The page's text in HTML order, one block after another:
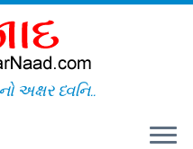
અક્ષર ધ્વનિ..